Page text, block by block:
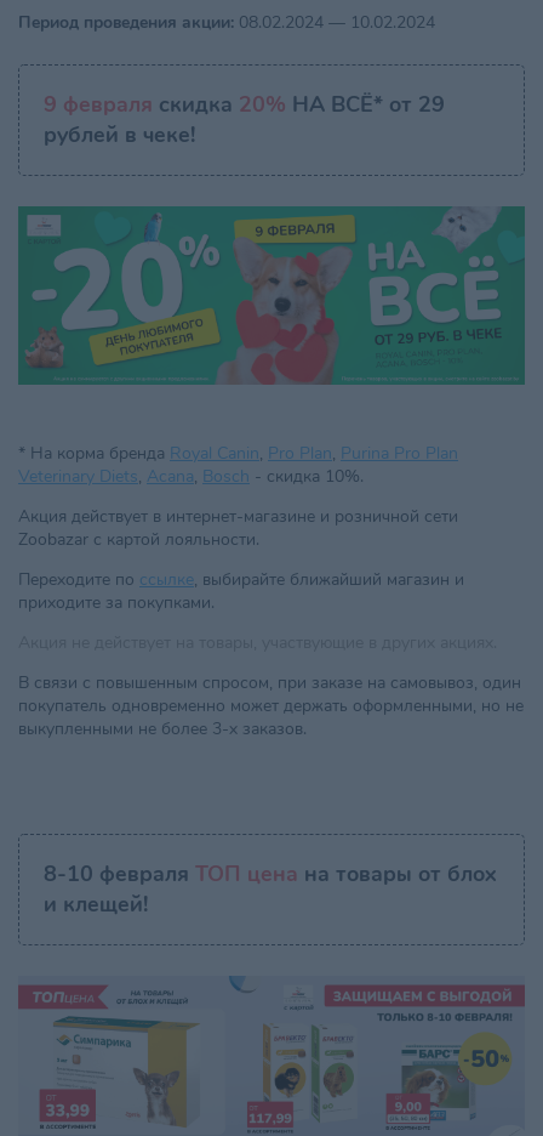
Период проведения акции: 08.02.2024 — 10.02.2024
9 февраля скидка 20% НА ВСЁ* от 29
рублей в чеке!
* На корма бренда Royal Canin, Pro Plan, Purina Pro Plan
Veterinary Diets, Acana, Bosch - скидка 10%.
Акция действует в интернет-магазине и розничной сети
Zoobazar с картой лояльности.
Переходите по ссылке, выбирайте ближайший магазин и
приходите за покупками.
В связи с повышенным спросом, при заказе на самовывоз, один
покупатель одновременно может держать оформленными, но не
выкупленными не более 3-х заказов.
8-10 февраля ТОП цена на товары от блох
и клещей!